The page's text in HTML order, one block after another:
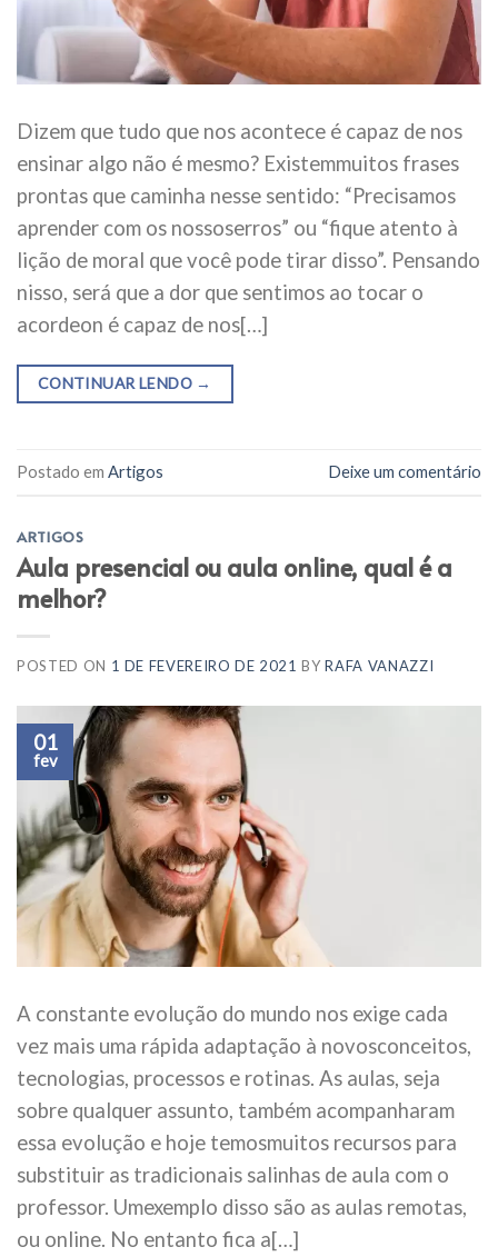
Dizem que tudo que nos acontece é capaz de nos
ensinar algo não é mesmo? Existemmuitos frases
prontas que caminha nesse sentido: “Precisamos
aprender com os nossoserros” ou “fique atento à
lição de moral que você pode tirar disso”. Pensando
nisso, será que a dor que sentimos ao tocar o
acordeon é capaz de nos[…]
CONTINUAR LENDO →
Postado em Artigos Deixe um comentário
ARTIGOS
Aula presencial ou aula online, qual é a
melhor?
POSTED ON 1 DE FEVEREIRO DE 2021 BYRAFA VANAZZI
01
fev
A constante evolução do mundo nos exige cada
vez mais uma rápida adaptação à novosconceitos,
tecnologias, processos e rotinas. As aulas, seja
sobre qualquer assunto, também acompanharam
essa evolução e hoje temosmuitos recursos para
substituir as tradicionais salinhas de aula com o
professor. Umexemplo disso são as aulas remotas,
ou online. No entanto fica a[…]